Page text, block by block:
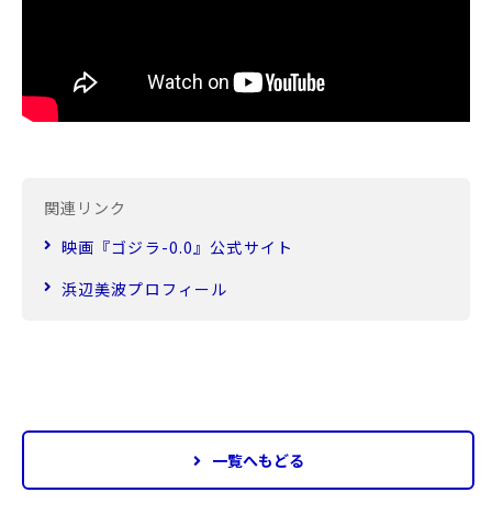
関連リンク
映画『ゴジラ-0.0』公式サイト
浜辺美波プロフィール
一覧へもどる